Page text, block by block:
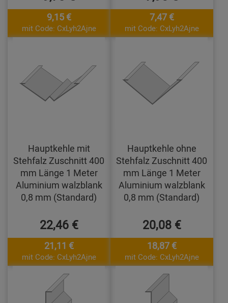
9,15 €
mit Code: CxLyh2Ajne
7,47 €
mit Code: CxLyh2Ajne
Hauptkehle mit
Stehfalz Zuschnitt 400
mm Länge 1 Meter
Aluminium walzblank
0,8 mm (Standard)
22,46 €
21,11 €
mit Code: CxLyh2Ajne
Hauptkehle ohne
Stehfalz Zuschnitt 400
mm Länge 1 Meter
Aluminium walzblank
0,8 mm (Standard)
20,08 €
18,87 €
mit Code: CxLyh2Ajne